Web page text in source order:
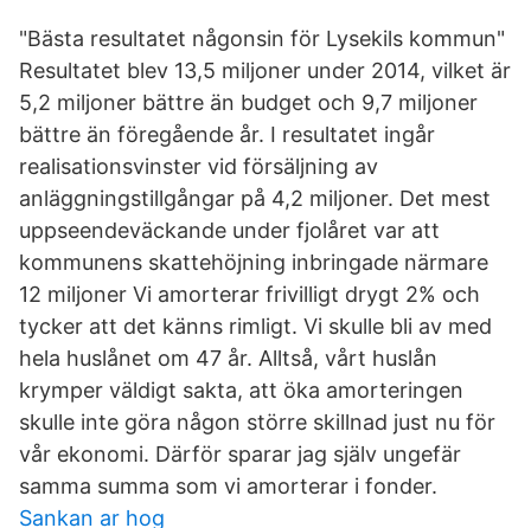
"Bästa resultatet någonsin för Lysekils kommun"
Resultatet blev 13,5 miljoner under 2014, vilket är
5,2 miljoner bättre än budget och 9,7 miljoner
bättre än föregående år. I resultatet ingår
realisationsvinster vid försäljning av
anläggningstillgångar på 4,2 miljoner. Det mest
uppseendeväckande under fjolåret var att
kommunens skattehöjning inbringade närmare
12 miljoner Vi amorterar frivilligt drygt 2% och
tycker att det känns rimligt. Vi skulle bli av med
hela huslånet om 47 år. Alltså, vårt huslån
krymper väldigt sakta, att öka amorteringen
skulle inte göra någon större skillnad just nu för
vår ekonomi. Därför sparar jag själv ungefär
samma summa som vi amorterar i fonder.
Sankan ar hog